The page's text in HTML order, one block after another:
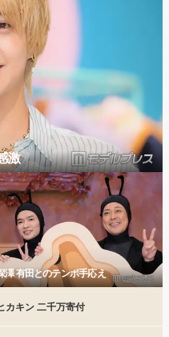
激
澤 有田とのテンポ手応え
カキン 二千万寄付